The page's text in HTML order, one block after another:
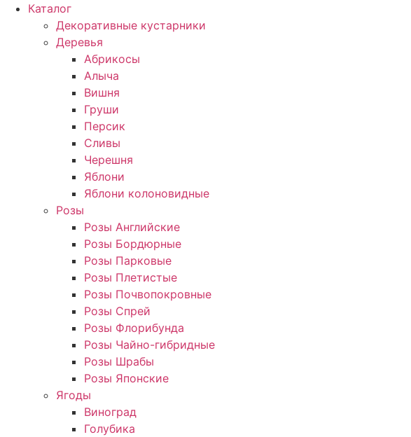
Каталог
Декоративные кустарники
Деревья
Абрикосы
Алыча
Вишня
Груши
Персик
Сливы
Черешня
Яблони
Яблони колоновидные
Розы
Розы Английские
Розы Бордюрные
Розы Парковые
Розы Плетистые
Розы Почвопокровные
Розы Спрей
Розы Флорибунда
Розы Чайно-гибридные
Розы Шрабы
Розы Японские
Ягоды
Виноград
Голубика